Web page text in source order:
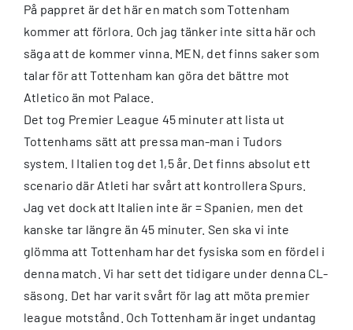
På pappret är det här en match som Tottenham
kommer att förlora. Och jag tänker inte sitta här och
säga att de kommer vinna. MEN, det finns saker som
talar för att Tottenham kan göra det bättre mot
Atletico än mot Palace.
Det tog Premier League 45 minuter att lista ut
Tottenhams sätt att pressa man-man i Tudors
system. I Italien tog det 1,5 år. Det finns absolut ett
scenario där Atleti har svårt att kontrollera Spurs.
Jag vet dock att Italien inte är = Spanien, men det
kanske tar längre än 45 minuter. Sen ska vi inte
glömma att Tottenham har det fysiska som en fördel i
denna match. Vi har sett det tidigare under denna CL-
säsong. Det har varit svårt för lag att möta premier
league motstånd. Och Tottenham är inget undantag